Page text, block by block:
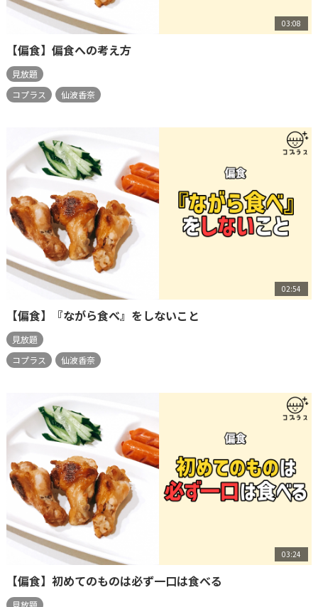
03:08
【偏食】偏食への考え方
見放題
コプラス
仙波香奈
02:54
【偏食】『ながら食べ』をしないこと
見放題
コプラス
仙波香奈
03:24
【偏食】初めてのものは必ず一口は食べる
見放題